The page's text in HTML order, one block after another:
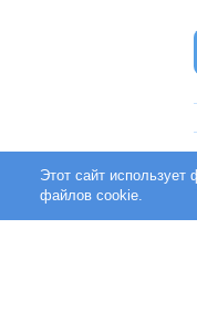
Этот сайт
файлов cookie.